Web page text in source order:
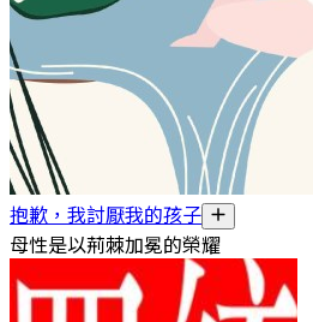
抱歉，我討厭我的孩子
母性是以荊棘加冕的榮耀